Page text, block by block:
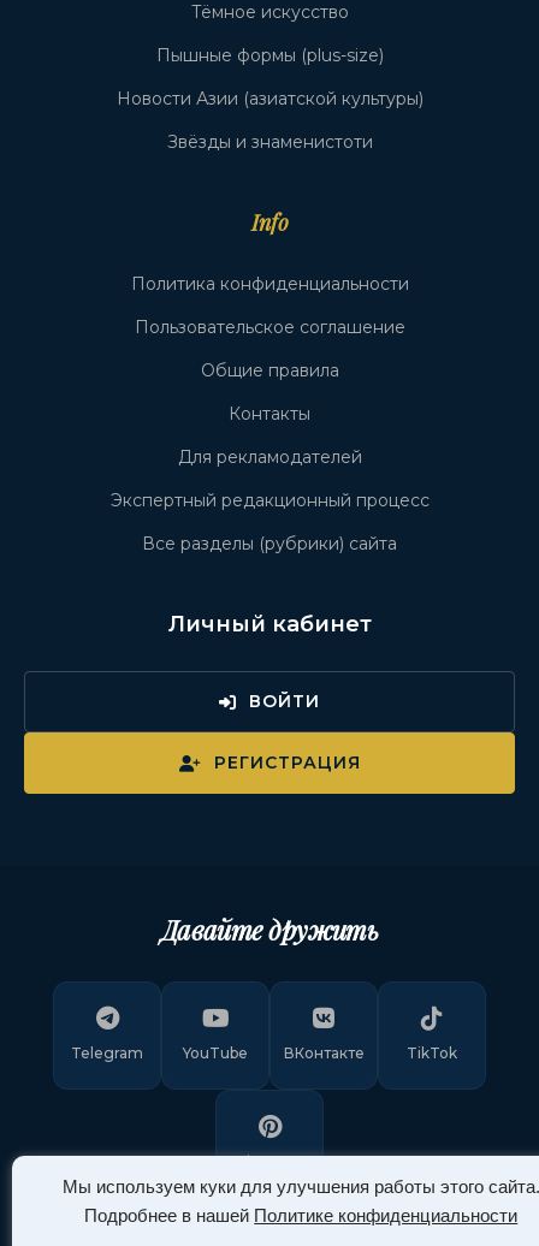
Мы используем куки для улучшения работы этого сайта.
Подробнее в нашей Политике конфиденциальности
Тёмное искусство
Пышные формы (plus-size)
Новости Азии (азиатской культуры)
Звёзды и знаменистоти
Info
Политика конфиденциальности
Пользовательское соглашение
Общие правила
Контакты
Для рекламодателей
Экспертный редакционный процесс
Все разделы (рубрики) сайта
Личный кабинет
ВОЙТИ
РЕГИСТРАЦИЯ
Давайте дружить
Telegram YouTube ВКонтакте TikTok
Pinterest